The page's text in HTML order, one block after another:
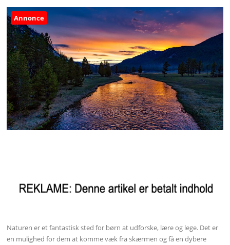
Annonce
Naturen er et fantastisk sted for børn at udforske, lære og lege. Det er
en mulighed for dem at komme væk fra skærmen og få en dybere